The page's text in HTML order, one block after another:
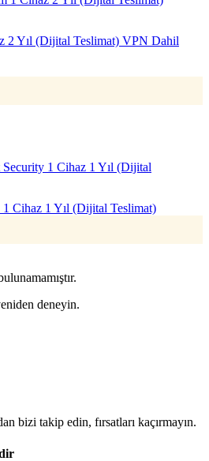
2 Yıl (Dijital Teslimat) VPN Dahil
Cihaz 1 Yıl (Dijital Teslimat)
deneyin.
bizi takip edin, fırsatları kaçırmayın.